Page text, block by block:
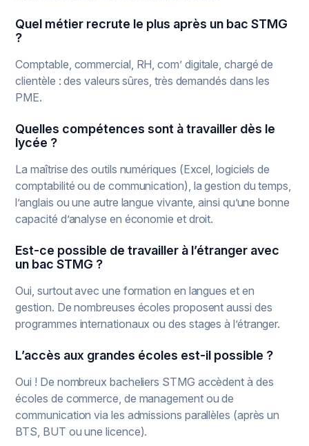
Quel métier recrute le plus après un bac STMG
?
Comptable, commercial, RH, com’ digitale, chargé de
clientèle : des valeurs sûres, très demandés dans les
PME.
Quelles compétences sont à travailler dès le
lycée ?
La maîtrise des outils numériques (Excel, logiciels de
comptabilité ou de communication), la gestion du temps,
l’anglais ou une autre langue vivante, ainsi qu’une bonne
capacité d’analyse en économie et droit.
Est-ce possible de travailler à l’étranger avec
un bac STMG ?
Oui, surtout avec une formation en langues et en
gestion. De nombreuses écoles proposent aussi des
programmes internationaux ou des stages à l’étranger.
L’accès aux grandes écoles est-il possible ?
Oui ! De nombreux bacheliers STMG accèdent à des
écoles de commerce, de management ou de
communication via les admissions parallèles (après un
BTS, BUT ou une licence).